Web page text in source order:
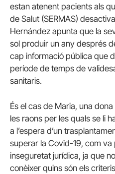
estan atenent pacients als
de Salut (SERMAS)
Hernández apunta que la
sol produir un any després
cap informació pública que
període de temps de
sanitaris.
És el cas de Maria, una
les raons per les quals se li
a l’espera d’un
superar la Covid-19, com va
inseguretat jurídica, ja que
conèixer quins són els